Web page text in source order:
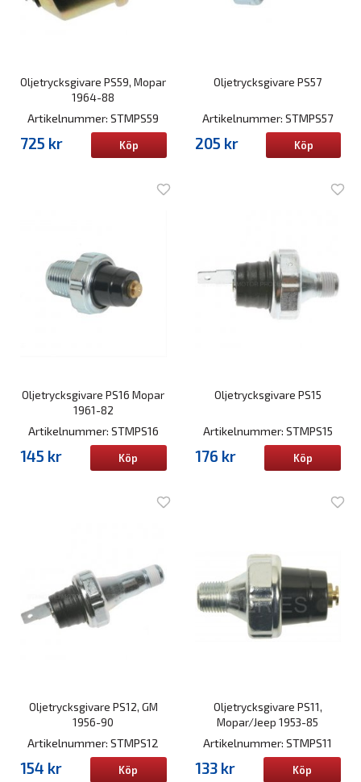
Oljetrycksgivare PS59, Mopar
1964-88
Artikelnummer: STMPS59
725 kr Köp
Oljetrycksgivare PS57
Artikelnummer: STMPS57
205 kr Köp
Oljetrycksgivare PS16 Mopar
1961-82
Artikelnummer: STMPS16
145 kr Köp
Oljetrycksgivare PS15
Artikelnummer: STMPS15
176 kr Köp
Oljetrycksgivare PS12, GM
1956-90
Artikelnummer: STMPS12
154 kr Köp
Oljetrycksgivare PS11,
Mopar/Jeep 1953-85
Artikelnummer: STMPS11
133 kr Köp